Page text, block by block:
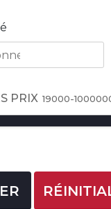
PRIX